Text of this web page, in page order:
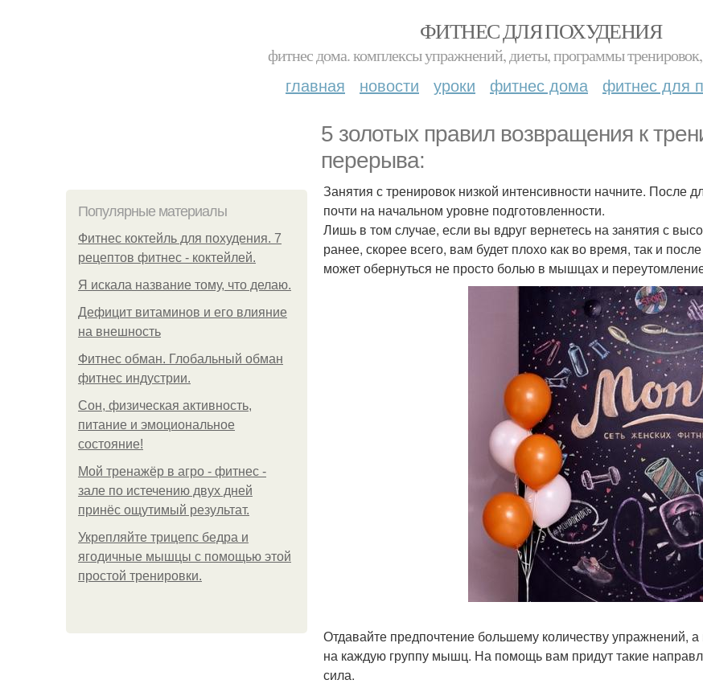
ФИТНЕС ДЛЯ ПОХУДЕНИЯ
фитнес дома. комплексы упражнений, диеты, программы тренировок,
главная новости уроки фитнес дома фитнес для
5 золотых правил возвращения к
перерыва:
Популярные материалы
Фитнес коктейль для похудения. 7
рецептов фитнес - коктейлей.
Я искала название тому, что делаю.
Дефицит витаминов и его влияние
на внешность
Фитнес обман. Глобальный обман
фитнес индустрии.
Сон, физическая активность,
питание и эмоциональное
состояние!
Мой тренажёр в агро - фитнес -
зале по истечению двух дней
принёс ощутимый результат.
Укрепляйте трицепс бедра и
ягодичные мышцы с помощью этой
простой тренировки.
Занятия с тренировок низкой интенсивности начните. После
почти на начальном уровне подготовленности.
Лишь в том случае, если вы вдруг вернетесь на занятия с
ранее, скорее всего, вам будет плохо как во время, так и
может обернуться не просто болью в мышцах и
Отдавайте предпочтение большему количеству упражнений,
на каждую группу мышц. На помощь вам придут такие
сила.